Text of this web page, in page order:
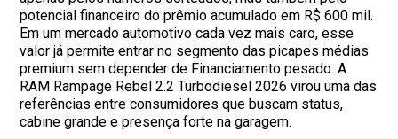
potencial financeiro do prêmio acumulado em R$ 600 mil.
Em um mercado automotivo cada vez mais caro, esse
valor já permite entrar no segmento das picapes médias
premium sem depender de Financiamento pesado. A
RAM Rampage Rebel 2.2 Turbodiesel 2026 virou uma das
referências entre consumidores que buscam status,
cabine grande e presença forte na garagem.